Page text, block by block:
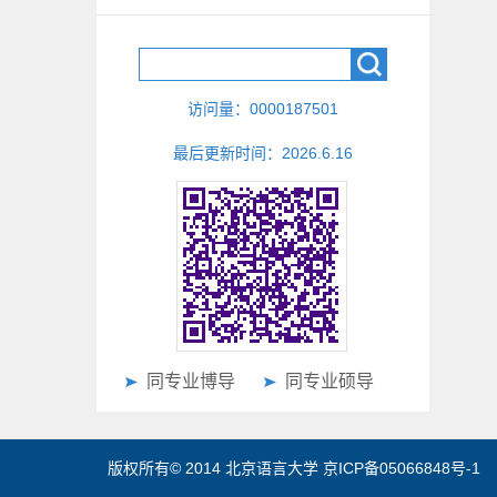
访问量： 0000187501
最后更新时间： 2026 6 16
同专业博导 同专业硕导
版权所有© 2014 北京语言大学 京ICP备05066848号-